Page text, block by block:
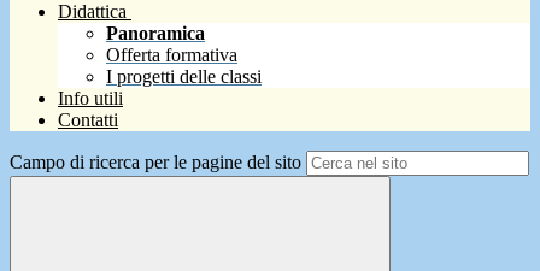
Didattica
Panoramica
Offerta formativa
I progetti delle classi
Info utili
Contatti
Campo di ricerca per le pagine del sito